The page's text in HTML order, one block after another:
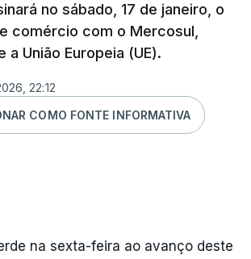
no sábado, 17 de janeiro, o
comércio com o Mercosul,
a União Europeia (UE).
22:12
COMO FONTE INFORMATIVA
na sexta-feira ao avanço deste